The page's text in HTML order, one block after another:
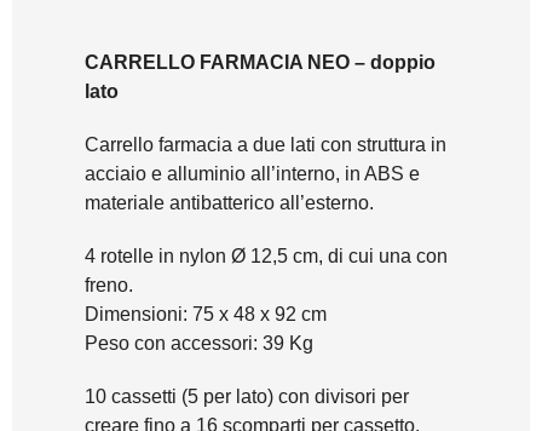
CARRELLO FARMACIA NEO – doppio
lato
Carrello farmacia a due lati con struttura in
acciaio e alluminio all’interno, in ABS e
materiale antibatterico all’esterno.
4 rotelle in nylon Ø 12,5 cm, di cui una con
freno.
Dimensioni: 75 x 48 x 92 cm
Peso con accessori: 39 Kg
10 cassetti (5 per lato) con divisori per
creare fino a 16 scomparti per cassetto.